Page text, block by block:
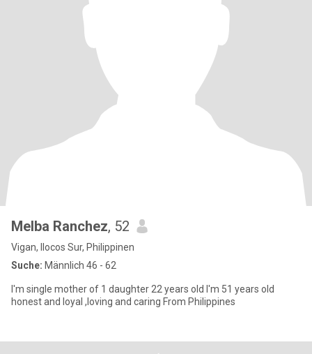
Melba Ranchez, 52
Vigan, Ilocos Sur, Philippinen
Suche: Männlich 46 - 62
I'm single mother of 1 daughter 22 years old I'm 51 years old
honest and loyal ,loving and caring From Philippines